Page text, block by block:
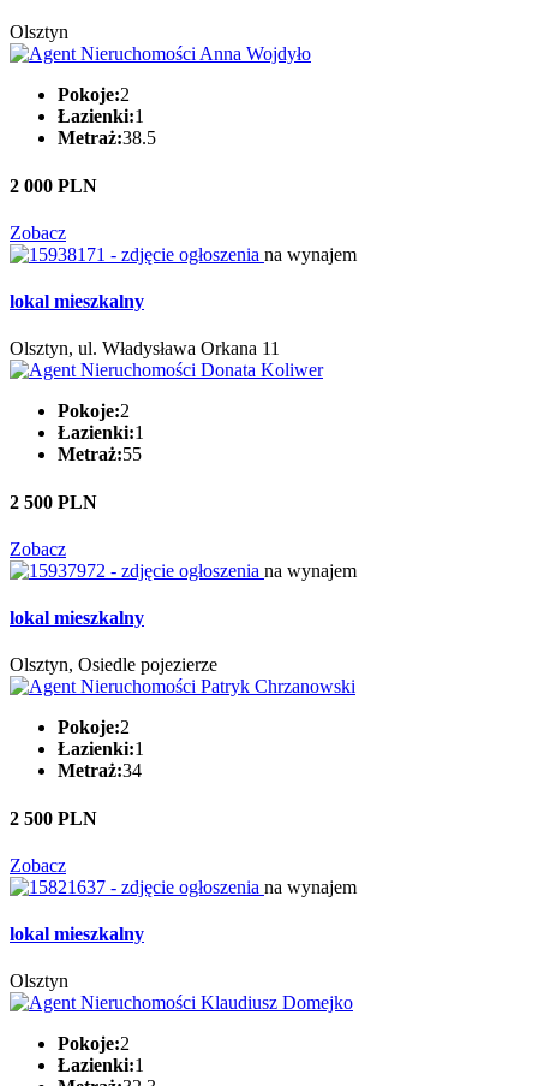
Olsztyn
Pokoje:2
Łazienki:1
Metraż:38.5
2 000 PLN
Zobacz
na wynajem
lokal mieszkalny
Olsztyn, ul. Władysława Orkana 11
Pokoje:2
Łazienki:1
Metraż:55
2 500 PLN
Zobacz
na wynajem
lokal mieszkalny
Olsztyn, Osiedle pojezierze
Pokoje:2
Łazienki:1
Metraż:34
2 500 PLN
Zobacz
na wynajem
lokal mieszkalny
Olsztyn
Pokoje:2
Łazienki:1